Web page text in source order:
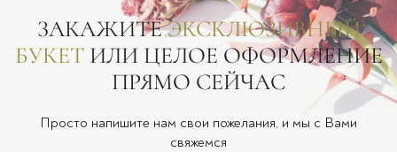
ЗАКАЖИТЕЭКСКЛЮЗИВНЫЙ
БУКЕТИЛИ ЦЕЛОЕ ОФОРМЛЕНИЕ
ПРЯМО СЕЙЧАС
Просто напишите нам свои пожелания, и мы с Вами
свяжемся